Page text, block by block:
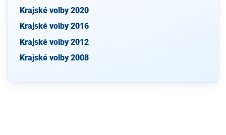
Krajské volby 2020
Krajské volby 2016
Krajské volby 2012
Krajské volby 2008